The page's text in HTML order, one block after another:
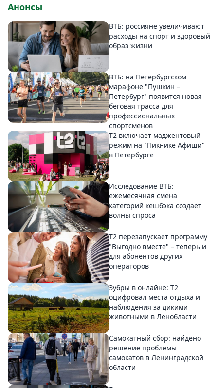
Анонсы
ВТБ: россияне увеличивают
расходы на спорт и здоровый
образ жизни
ВТБ: на Петербургском
марафоне "Пушкин –
Петербург" появится новая
беговая трасса для
профессиональных
спортсменов
Т2 включает маджентовый
режим на "Пикнике Афиши"
в Петербурге
Исследование ВТБ:
ежемесячная смена
категорий кешбэка создает
волны спроса
Т2 перезапускает программу
"Выгодно вместе" – теперь и
для абонентов других
операторов
Зубры в онлайне: Т2
оцифровал места отдыха и
наблюдения за дикими
животными в Ленобласти
Самокатный сбор: найдено
решение проблемы
самокатов в Ленинградской
области